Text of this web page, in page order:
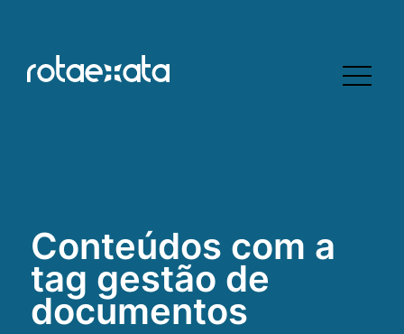
Conteúdos com a
tag gestão de
documentos